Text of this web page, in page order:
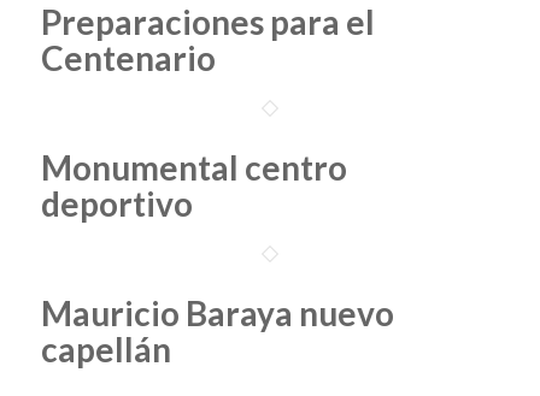
Preparaciones para el
Centenario
Monumental centro
deportivo
Mauricio Baraya nuevo
capellán